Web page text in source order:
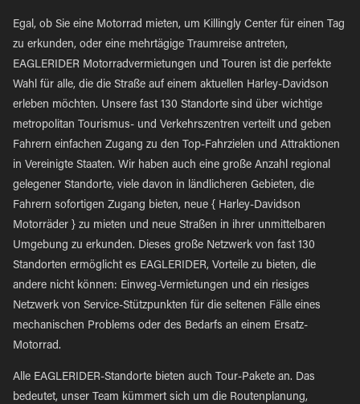
Egal, ob Sie eine Motorrad mieten, um Killingly Center für einen Tag
zu erkunden, oder eine mehrtägige Traumreise antreten,
EAGLERIDER Motorradvermietungen und Touren ist die perfekte
Wahl für alle, die die Straße auf einem aktuellen Harley-Davidson
erleben möchten. Unsere fast 130 Standorte sind über wichtige
metropolitan Tourismus- und Verkehrszentren verteilt und geben
Fahrern einfachen Zugang zu den Top-Fahrzielen und Attraktionen
in Vereinigte Staaten. Wir haben auch eine große Anzahl regional
gelegener Standorte, viele davon in ländlicheren Gebieten, die
Fahrern sofortigen Zugang bieten, neue { Harley-Davidson
Motorräder } zu mieten und neue Straßen in ihrer unmittelbaren
Umgebung zu erkunden. Dieses große Netzwerk von fast 130
Standorten ermöglicht es EAGLERIDER, Vorteile zu bieten, die
andere nicht können: Einweg-Vermietungen und ein riesiges
Netzwerk von Service-Stützpunkten für die seltenen Fälle eines
mechanischen Problems oder des Bedarfs an einem Ersatz-
Motorrad.
Alle EAGLERIDER-Standorte bieten auch Tour-Pakete an. Das
bedeutet, unser Team kümmert sich um die Routenplanung,